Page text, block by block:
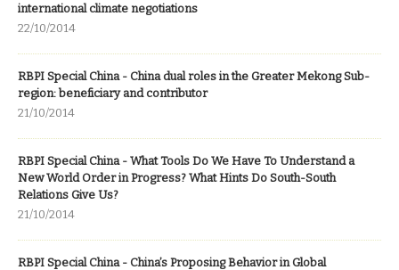
international climate negotiations
22/10/2014
RBPI Special China - China dual roles in the Greater Mekong Sub-
region: beneficiary and contributor
21/10/2014
RBPI Special China - What Tools Do We Have To Understand a
New World Order in Progress? What Hints Do South-South
Relations Give Us?
21/10/2014
RBPI Special China - China’s Proposing Behavior in Global